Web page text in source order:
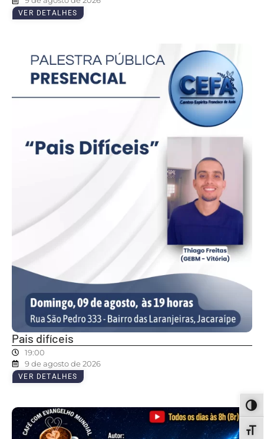
VER DETALHES
Pais difíceis
19:00
9 de agosto de 2026
VER DETALHES